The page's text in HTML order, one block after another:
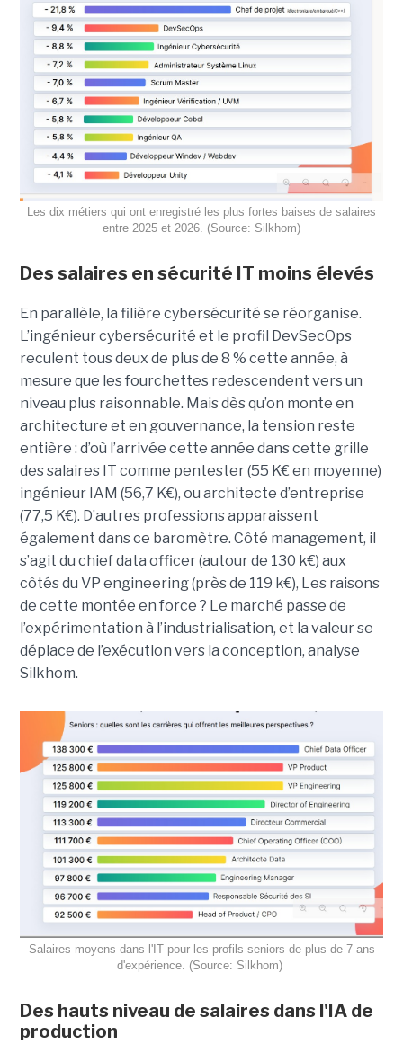
Les dix métiers qui ont enregistré les plus fortes baises de salaires
entre 2025 et 2026. (Source: Silkhom)
Des salaires en sécurité IT moins élevés
En parallèle, la filière cybersécurité se réorganise.
L’ingénieur cybersécurité et le profil DevSecOps
reculent tous deux de plus de 8 % cette année, à
mesure que les fourchettes redescendent vers un
niveau plus raisonnable. Mais dès qu’on monte en
architecture et en gouvernance, la tension reste
entière : d’où l’arrivée cette année dans cette grille
des salaires IT comme pentester (55 K€ en moyenne)
ingénieur IAM (56,7 K€), ou architecte d’entreprise
(77,5 K€). D’autres professions apparaissent
également dans ce baromètre. Côté management, il
s’agit du chief data officer (autour de 130 k€) aux
côtés du VP engineering (près de 119 k€), Les raisons
de cette montée en force ? Le marché passe de
l’expérimentation à l’industrialisation, et la valeur se
déplace de l’exécution vers la conception, analyse
Silkhom.
Salaires moyens dans l'IT pour les profils seniors de plus de 7 ans
d'expérience. (Source: Silkhom)
Des hauts niveau de salaires dans l'IA de
production